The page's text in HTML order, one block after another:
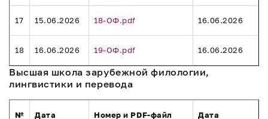
17 15.06.2026 18-ОФ.pdf 16.06.2026
18 16.06.2026 19-ОФ.pdf 16.06.2026
Высшая школа зарубежной филологии,
лингвистики и перевода
№
Дата
Номер и PDF-файл
Дата